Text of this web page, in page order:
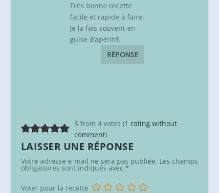
Très bonne recette
facile et rapide à faire.
Je la fais souvent en
guise d’apéritif.
RÉPONSE
5 from 4 votes (1 rating without
comment)
LAISSER UNE RÉPONSE
Votre adresse e-mail ne sera pas publiée. Les champs
obligatoires sont indiqués avec *
Voter pour la recette